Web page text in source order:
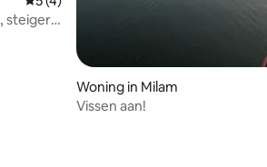
steiger,
Woning in Milam
Vissen aan!